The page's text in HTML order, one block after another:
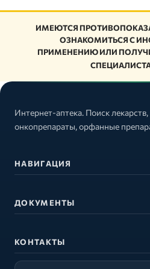
ИМЕЮТСЯ
ОЗНАКОМИТЬСЯ С
ПРИМЕНЕНИЮ ИЛИ
Интернет-аптека. Поиск лекарств,
онкопрепараты, орфанные
НАВИГАЦИЯ
ДОКУМЕНТЫ
КОНТАКТЫ